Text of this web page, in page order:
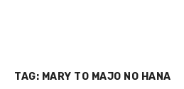
TAG: MARY TO MAJO NO HANA